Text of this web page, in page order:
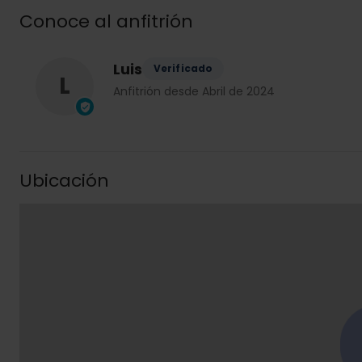
Conoce al anfitrión
L
Luis Verificado
Anfitrión desde Abril de 2024
Ubicación